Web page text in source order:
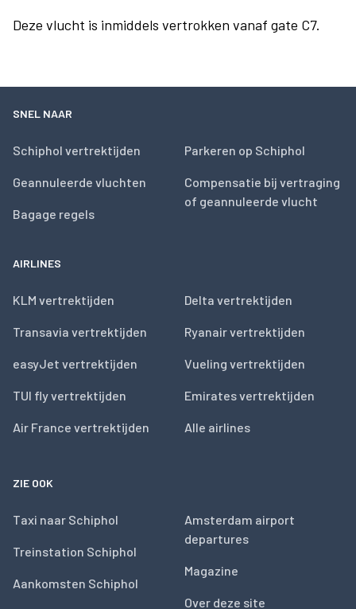
Deze vlucht is inmiddels vertrokken vanaf gate C7.
SNEL NAAR
Schiphol vertrektijden
Geannuleerde vluchten
Bagage regels
Parkeren op Schiphol
Compensatie bij vertraging
of geannuleerde vlucht
AIRLINES
KLM vertrektijden
Transavia vertrektijden
easyJet vertrektijden
TUI fly vertrektijden
Air France vertrektijden
Delta vertrektijden
Ryanair vertrektijden
Vueling vertrektijden
Emirates vertrektijden
Alle airlines
ZIE OOK
Taxi naar Schiphol
Treinstation Schiphol
Aankomsten Schiphol
Amsterdam airport
departures
Magazine
Over deze site